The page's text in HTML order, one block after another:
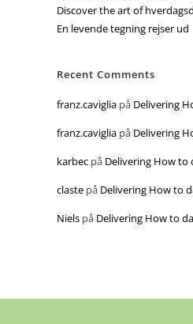
Discover the art of
En levende tegning rejser ud
Recent Comments
franz.caviglia på Delivering
franz.caviglia på Delivering
karbec på Delivering How to
claste på Delivering How to
Niels på Delivering How to